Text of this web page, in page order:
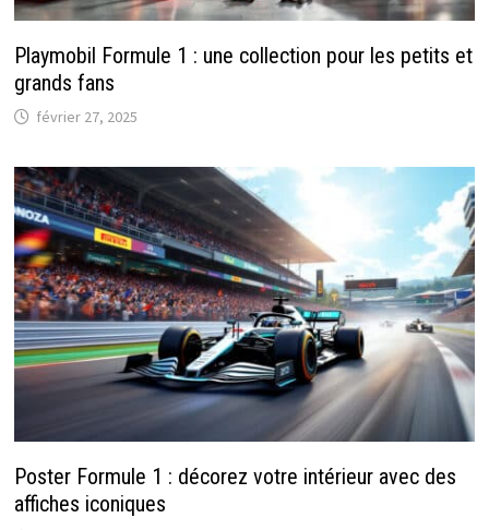
Playmobil Formule 1 : une collection pour les petits et
grands fans
février 27, 2025
Poster Formule 1 : décorez votre intérieur avec des
affiches iconiques